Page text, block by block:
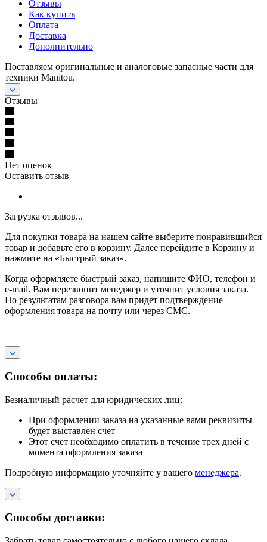
Отзывы
Как купить
Оплата
Доставка
Дополнительно
Поставляем оригинальные и аналоговые запасные части для
техники Manitou.
Отзывы
Нет оценок
Оставить отзыв
Загрузка отзывов...
Для покупки товара на нашем сайте выберите понравившийся
товар и добавьте его в корзину. Далее перейдите в Корзину и
нажмите на «Быстрый заказ».
Когда оформляете быстрый заказ, напишите ФИО, телефон и
e-mail. Вам перезвонит менеджер и уточнит условия заказа.
По результатам разговора вам придет подтверждение
оформления товара на почту или через СМС.
Способы оплаты:
Безналичный расчет для юридических лиц:
При оформлении заказа на указанные вами реквизиты
будет выставлен счет
Этот счет необходимо оплатить в течение трех дней с
момента оформления заказа
Подробную информацию уточняйте у вашего менеджера.
Способы доставки: